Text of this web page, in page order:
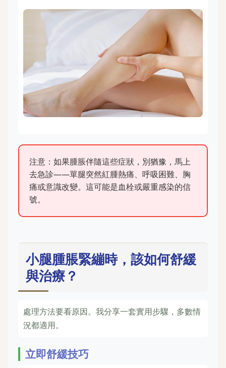
注意：如果腫脹伴隨這些症狀，別猶豫，馬上
去急診——單腿突然紅腫熱痛、呼吸困難、胸
痛或意識改變。這可能是血栓或嚴重感染的信
號。
小腿腫脹緊繃時，該如何舒緩
與治療？
處理方法要看原因。我分享一套實用步驟，多數情
況都適用。
立即舒緩技巧